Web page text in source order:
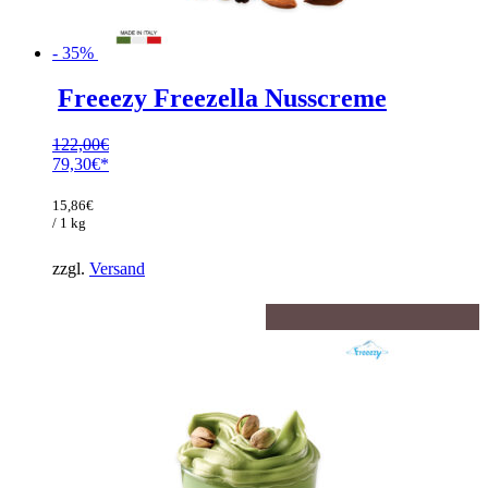
- 35%
Freeezy Freezella Nusscreme
122,00€
Ursprünglicher
war:
122,00€
79,30€
Preis
ist:
15,86€
/ 1 kg
zzgl. Versand